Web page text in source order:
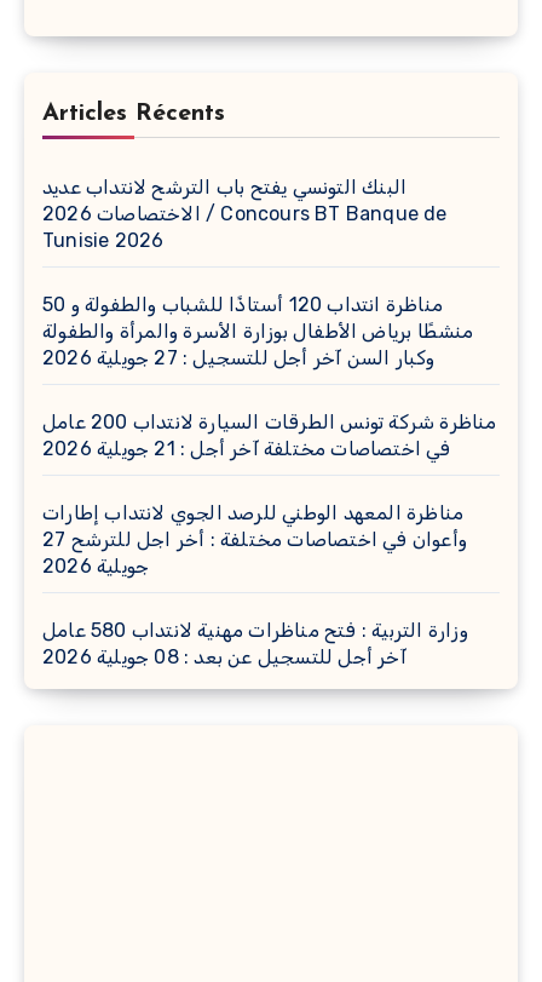
Articles Récents
البنك التونسي يفتح باب الترشح لانتداب عديد
الاختصاصات 2026 / Concours BT Banque de
Tunisie 2026
مناظرة انتداب 120 أستاذًا للشباب والطفولة و 50
منشطًا برياض الأطفال بوزارة الأسرة والمرأة والطفولة
وكبار السن آخر أجل للتسجيل : 27 جويلية 2026
مناظرة شركة تونس الطرقات السيارة لانتداب 200 عامل
في اختصاصات مختلفة آخر أجل : 21 جويلية 2026
مناظرة المعهد الوطني للرصد الجوي لانتداب إطارات
وأعوان في اختصاصات مختلفة : أخر اجل للترشح 27
جويلية 2026
وزارة التربية : فتح مناظرات مهنية لانتداب 580 عامل
آخر أجل للتسجيل عن بعد : 08 جويلية 2026